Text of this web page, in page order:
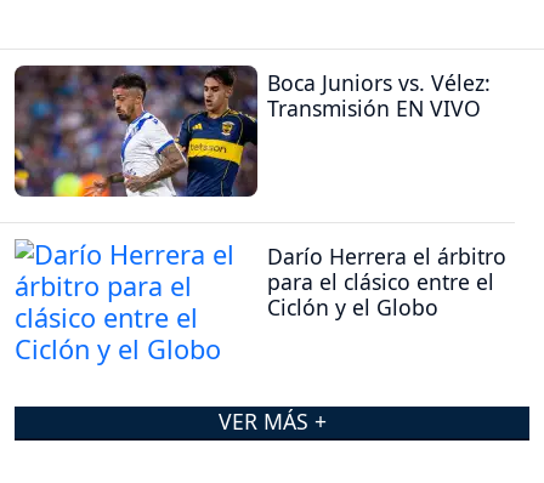
Boca Juniors vs. Vélez:
Transmisión EN VIVO
Darío Herrera el árbitro
para el clásico entre el
Ciclón y el Globo
VER MÁS +